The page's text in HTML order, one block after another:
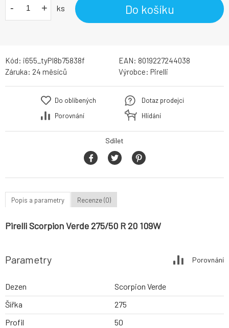
- + ks Do košíku
Kód: i655_tyPI8b75838f EAN: 8019227244038
Záruka: 24 měsíců Výrobce: Pirelli
Do oblíbených
Porovnání
Dotaz prodejci
Hlídání
Sdílet
Popis a parametry Recenze (0)
Pirelli Scorpion Verde 275/50 R 20 109W
Parametry Porovnání
Dezen
Scorpion Verde
Šířka
275
Profil
50